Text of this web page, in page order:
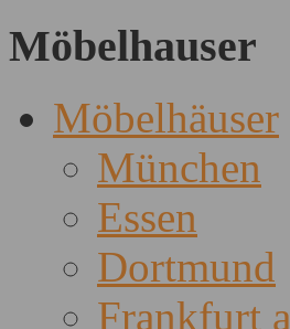
Möbelhauser
Möbelhäuser
München
Essen
Dortmund
Frankfurt